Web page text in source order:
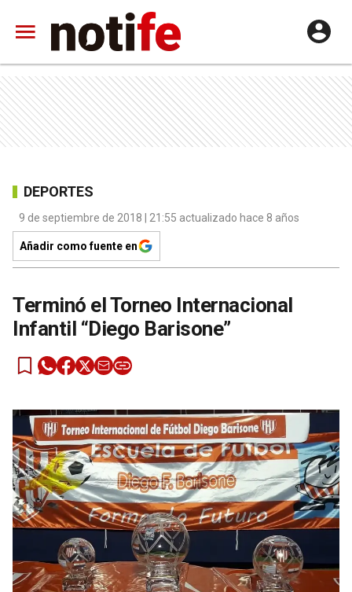
DEPORTES
9 de septiembre de 2018 | 21:55 actualizado hace 8 años
Añadir como fuente en
Terminó el Torneo Internacional
Infantil “Diego Barisone”